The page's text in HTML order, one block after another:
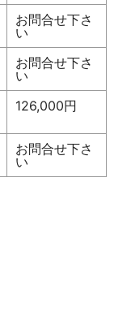
お問合せ下さ
い
お問合せ下さ
い
126,000円
お問合せ下さ
い